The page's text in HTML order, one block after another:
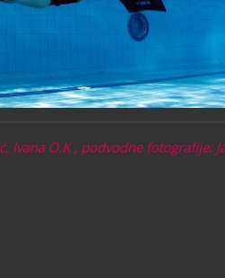
Ivana O.K , podvodne fotografije: